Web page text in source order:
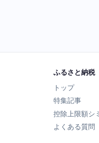
ふるさと納税
トップ
特集記事
控除上限額シ
よくある質問